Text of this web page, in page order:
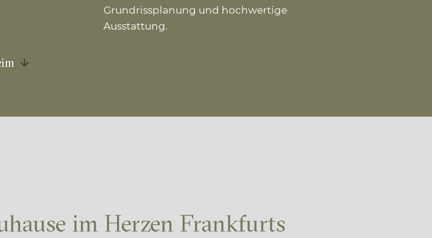
Grundrissplanung und hochwertige
Ausstattung.
im Herzen Frankfurts